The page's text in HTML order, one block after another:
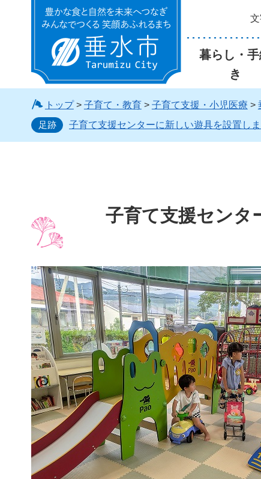
垂水市
暮らし・
き
トップ> 子育て・教育> 子育て支援・小児医療 >
足跡
子育て支援センターに新しい遊具を設置し
子育て支援センタ